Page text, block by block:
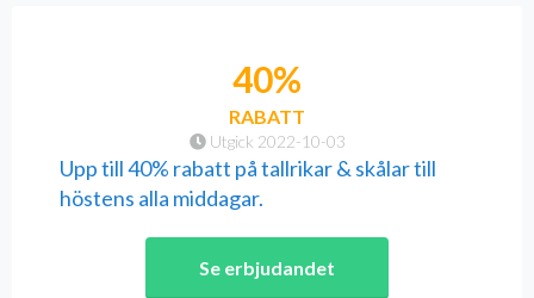
Utgick 2022-10-03
40%
RABATT
Upp till 40% rabatt på tallrikar & skålar till
höstens alla middagar.
Se erbjudandet